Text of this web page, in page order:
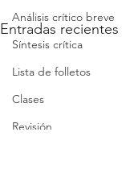
Análisis crítico breve
Síntesis crítica
Lista de folletos
Clases
Revisión
Entradas recientes